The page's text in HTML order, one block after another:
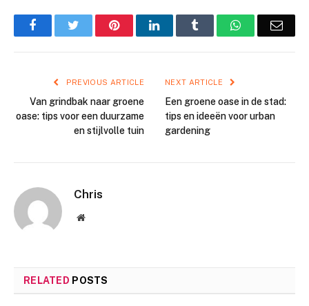
FacebookTwitter PinterestLinkedIn Tumblr WhatsApp
PREVIOUS ARTICLE
Van grindbak naar groene
oase: tips voor een duurzame
en stijlvolle tuin
NEXT ARTICLE
Een groene oase in de stad:
tips en ideeën voor urban
gardening
Chris
Website
RELATED POSTS